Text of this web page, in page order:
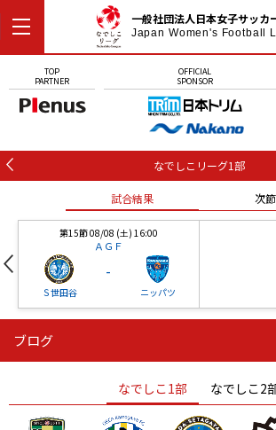
一般社団法人日本女子サッカ
Japan Women's Football
TOP
PARTNER
OFFICIAL
SPONSOR
なでしこリーグ1部
試合結果 次節
第15節 08/08 (土) 16:00
ＡＧＦ
Ｓ世田谷
-
ニッパツ
ニッパツ
ニッパツ 名古屋 静岡
ブログ
なでしこ1部 なでしこ2